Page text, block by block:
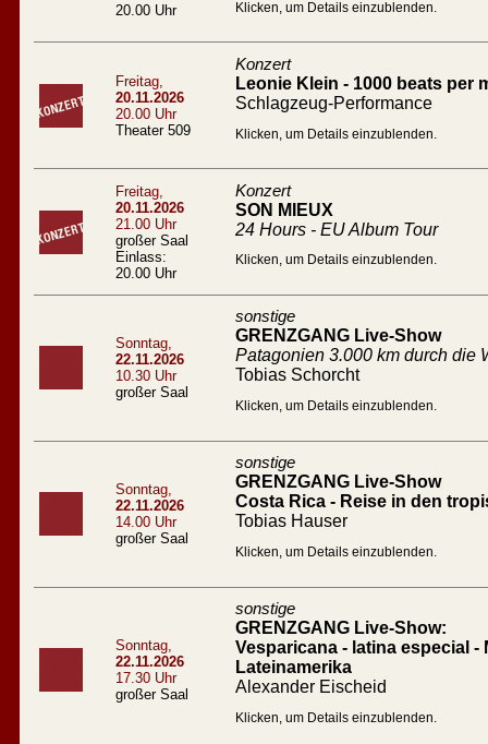
20.00 Uhr
Klicken, um Details einzublenden.
Freitag,
20.11.2026
20.00 Uhr
Theater 509
Konzert
Leonie Klein - 1000 beats per
Schlagzeug-Performance
Klicken, um Details einzublenden.
Freitag,
20.11.2026
21.00 Uhr
großer Saal
Einlass:
20.00 Uhr
Konzert
SON MIEUX
24 Hours - EU Album Tour
Klicken, um Details einzublenden.
Sonntag,
22.11.2026
10.30 Uhr
großer Saal
sonstige
GRENZGANG Live-Show
Patagonien 3.000 km durch die
Tobias Schorcht
Klicken, um Details einzublenden.
Sonntag,
22.11.2026
14.00 Uhr
großer Saal
sonstige
GRENZGANG Live-Show
Costa Rica - Reise in den
Tobias Hauser
Klicken, um Details einzublenden.
Sonntag,
22.11.2026
17.30 Uhr
großer Saal
sonstige
GRENZGANG Live-Show:
Vesparicana - latina especial -
Lateinamerika
Alexander Eischeid
Klicken, um Details einzublenden.